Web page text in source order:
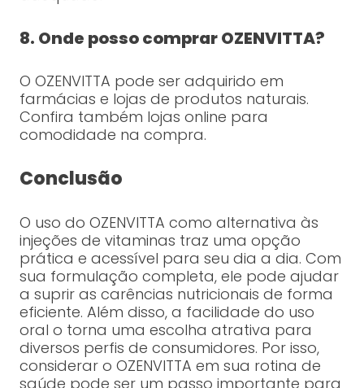
8. Onde posso comprar OZENVITTA?
O OZENVITTA pode ser adquirido em
farmácias e lojas de produtos naturais.
Confira também lojas online para
comodidade na compra.
Conclusão
O uso do OZENVITTA como alternativa às
injeções de vitaminas traz uma opção
prática e acessível para seu dia a dia. Com
sua formulação completa, ele pode ajudar
a suprir as carências nutricionais de forma
eficiente. Além disso, a facilidade do uso
oral o torna uma escolha atrativa para
diversos perfis de consumidores. Por isso,
considerar o OZENVITTA em sua rotina de
saúde pode ser um passo importante para